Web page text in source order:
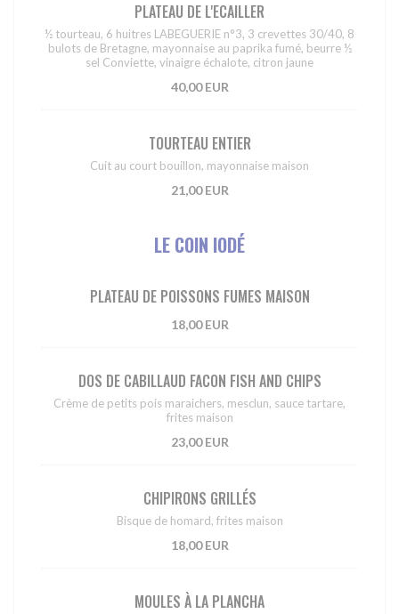
PLATEAU DE L'ECAILLER
½ tourteau, 6 huitres LABEGUERIE n°3, 3 crevettes 30/40, 8
bulots de Bretagne, mayonnaise au paprika fumé, beurre ½
sel Conviette, vinaigre échalote, citron jaune
40,00 EUR
TOURTEAU ENTIER
Cuit au court bouillon, mayonnaise maison
21,00 EUR
LE COIN IODÉ
PLATEAU DE POISSONS FUMES MAISON
18,00 EUR
DOS DE CABILLAUD FACON FISH AND CHIPS
Crème de petits pois maraichers, mesclun, sauce tartare,
frites maison
23,00 EUR
CHIPIRONS GRILLÉS
Bisque de homard, frites maison
18,00 EUR
MOULES À LA PLANCHA